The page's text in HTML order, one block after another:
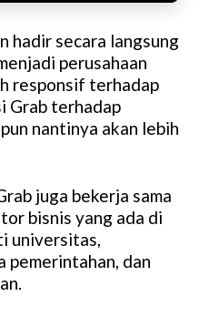
hadir secara langsung
perusahaan
responsif terhadap
Grab terhadap
nantinya akan lebih
juga bekerja sama
bisnis yang ada di
universitas,
pemerintahan, dan